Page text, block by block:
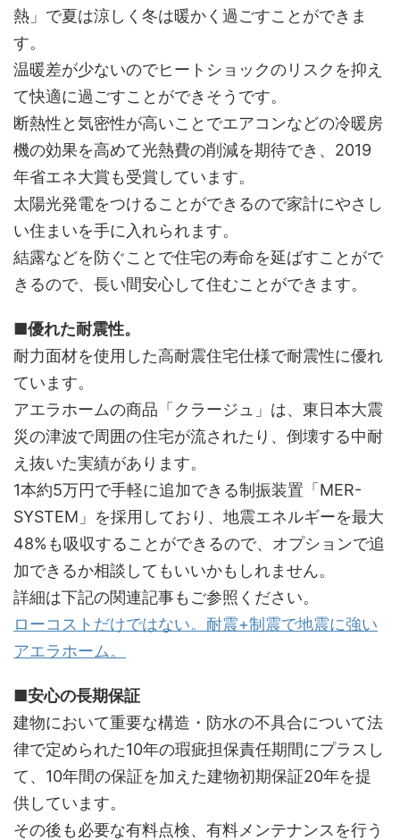
熱」で夏は涼しく冬は暖かく過ごすことができま
す。
温暖差が少ないのでヒートショックのリスクを抑え
て快適に過ごすことができそうです。
断熱性と気密性が高いことでエアコンなどの冷暖房
機の効果を高めて光熱費の削減を期待でき、2019
年省エネ大賞も受賞しています。
太陽光発電をつけることができるので家計にやさし
い住まいを手に入れられます。
結露などを防ぐことで住宅の寿命を延ばすことがで
きるので、長い間安心して住むことができます。
■優れた耐震性。
耐力面材を使用した高耐震住宅仕様で耐震性に優れ
ています。
アエラホームの商品「クラージュ」は、東日本大震
災の津波で周囲の住宅が流されたり、倒壊する中耐
え抜いた実績があります。
1本約5万円で手軽に追加できる制振装置「MER-
SYSTEM」を採用しており、地震エネルギーを最大
48%も吸収することができるので、オプションで追
加できるか相談してもいいかもしれません。
詳細は下記の関連記事もご参照ください。
ローコストだけではない。耐震+制震で地震に強い
アエラホーム。
■安心の長期保証
建物において重要な構造・防水の不具合について法
律で定められた10年の瑕疵担保責任期間にプラスし
て、10年間の保証を加えた建物初期保証20年を提
供しています。
その後も必要な有料点検、有料メンテナンスを行う